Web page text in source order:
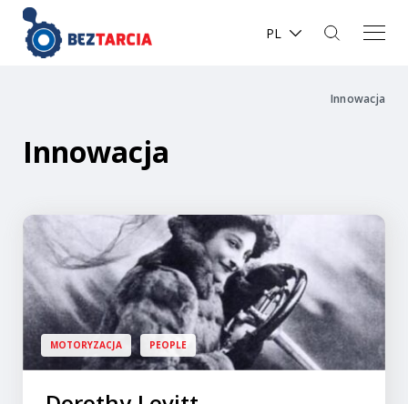
PL
Innowacja
Innowacja
MOTORYZACJA PEOPLE